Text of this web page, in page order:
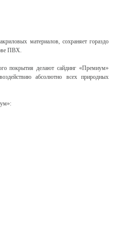
материалов, сохраняет гораздо
ПВХ.
покрытия делают сайдинг «Премиум»
абсолютно всех природных